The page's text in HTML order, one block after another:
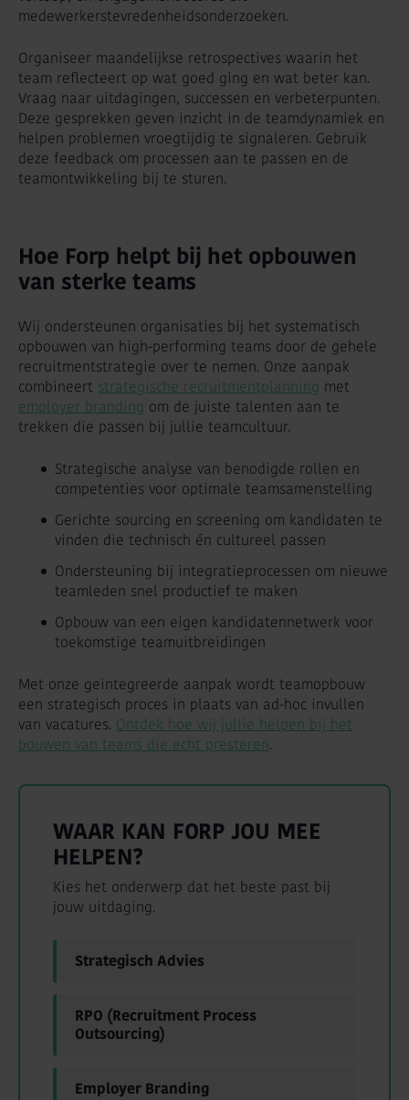
medewerkerstevredenheidsonderzoeken.
Organiseer maandelijkse retrospectives waarin het
team reflecteert op wat goed ging en wat beter kan.
Vraag naar uitdagingen, successen en verbeterpunten.
Deze gesprekken geven inzicht in de teamdynamiek en
helpen problemen vroegtijdig te signaleren. Gebruik
deze feedback om processen aan te passen en de
teamontwikkeling bij te sturen.
Hoe Forp helpt bij het opbouwen
van sterke teams
Wij ondersteunen organisaties bij het systematisch
opbouwen van high-performing teams door de gehele
recruitmentstrategie over te nemen. Onze aanpak
combineert strategische recruitmentplanning met
employer branding om de juiste talenten aan te
trekken die passen bij jullie teamcultuur.
Strategische analyse van benodigde rollen en
competenties voor optimale teamsamenstelling
Gerichte sourcing en screening om kandidaten te
vinden die technisch én cultureel passen
Ondersteuning bij integratieprocessen om nieuwe
teamleden snel productief te maken
Opbouw van een eigen kandidatennetwerk voor
toekomstige teamuitbreidingen
Met onze geïntegreerde aanpak wordt teamopbouw
een strategisch proces in plaats van ad-hoc invullen
van vacatures. Ontdek hoe wij jullie helpen bij het
bouwen van teams die echt presteren.
WAAR KAN FORP JOU MEE
HELPEN?
Kies het onderwerp dat het beste past bij
jouw uitdaging.
Strategisch Advies
RPO (Recruitment Process
Outsourcing)
Employer Branding